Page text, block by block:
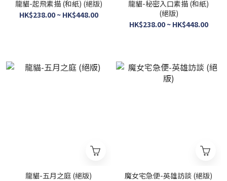
龍貓-起飛素描 (和紙) (絕版)
HK$238.00 ~ HK$448.00
龍貓-秘密入口素描 (和紙)
(絕版)
HK$238.00 ~ HK$448.00
龍貓-五月之庭 (絕版)
魔女宅急便-英雄訪談 (絕版)